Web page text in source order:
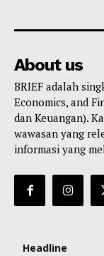
About us
BRIEF adalah
Economics, and
dan Keuangan).
wawasan yang
informasi yang
Headline